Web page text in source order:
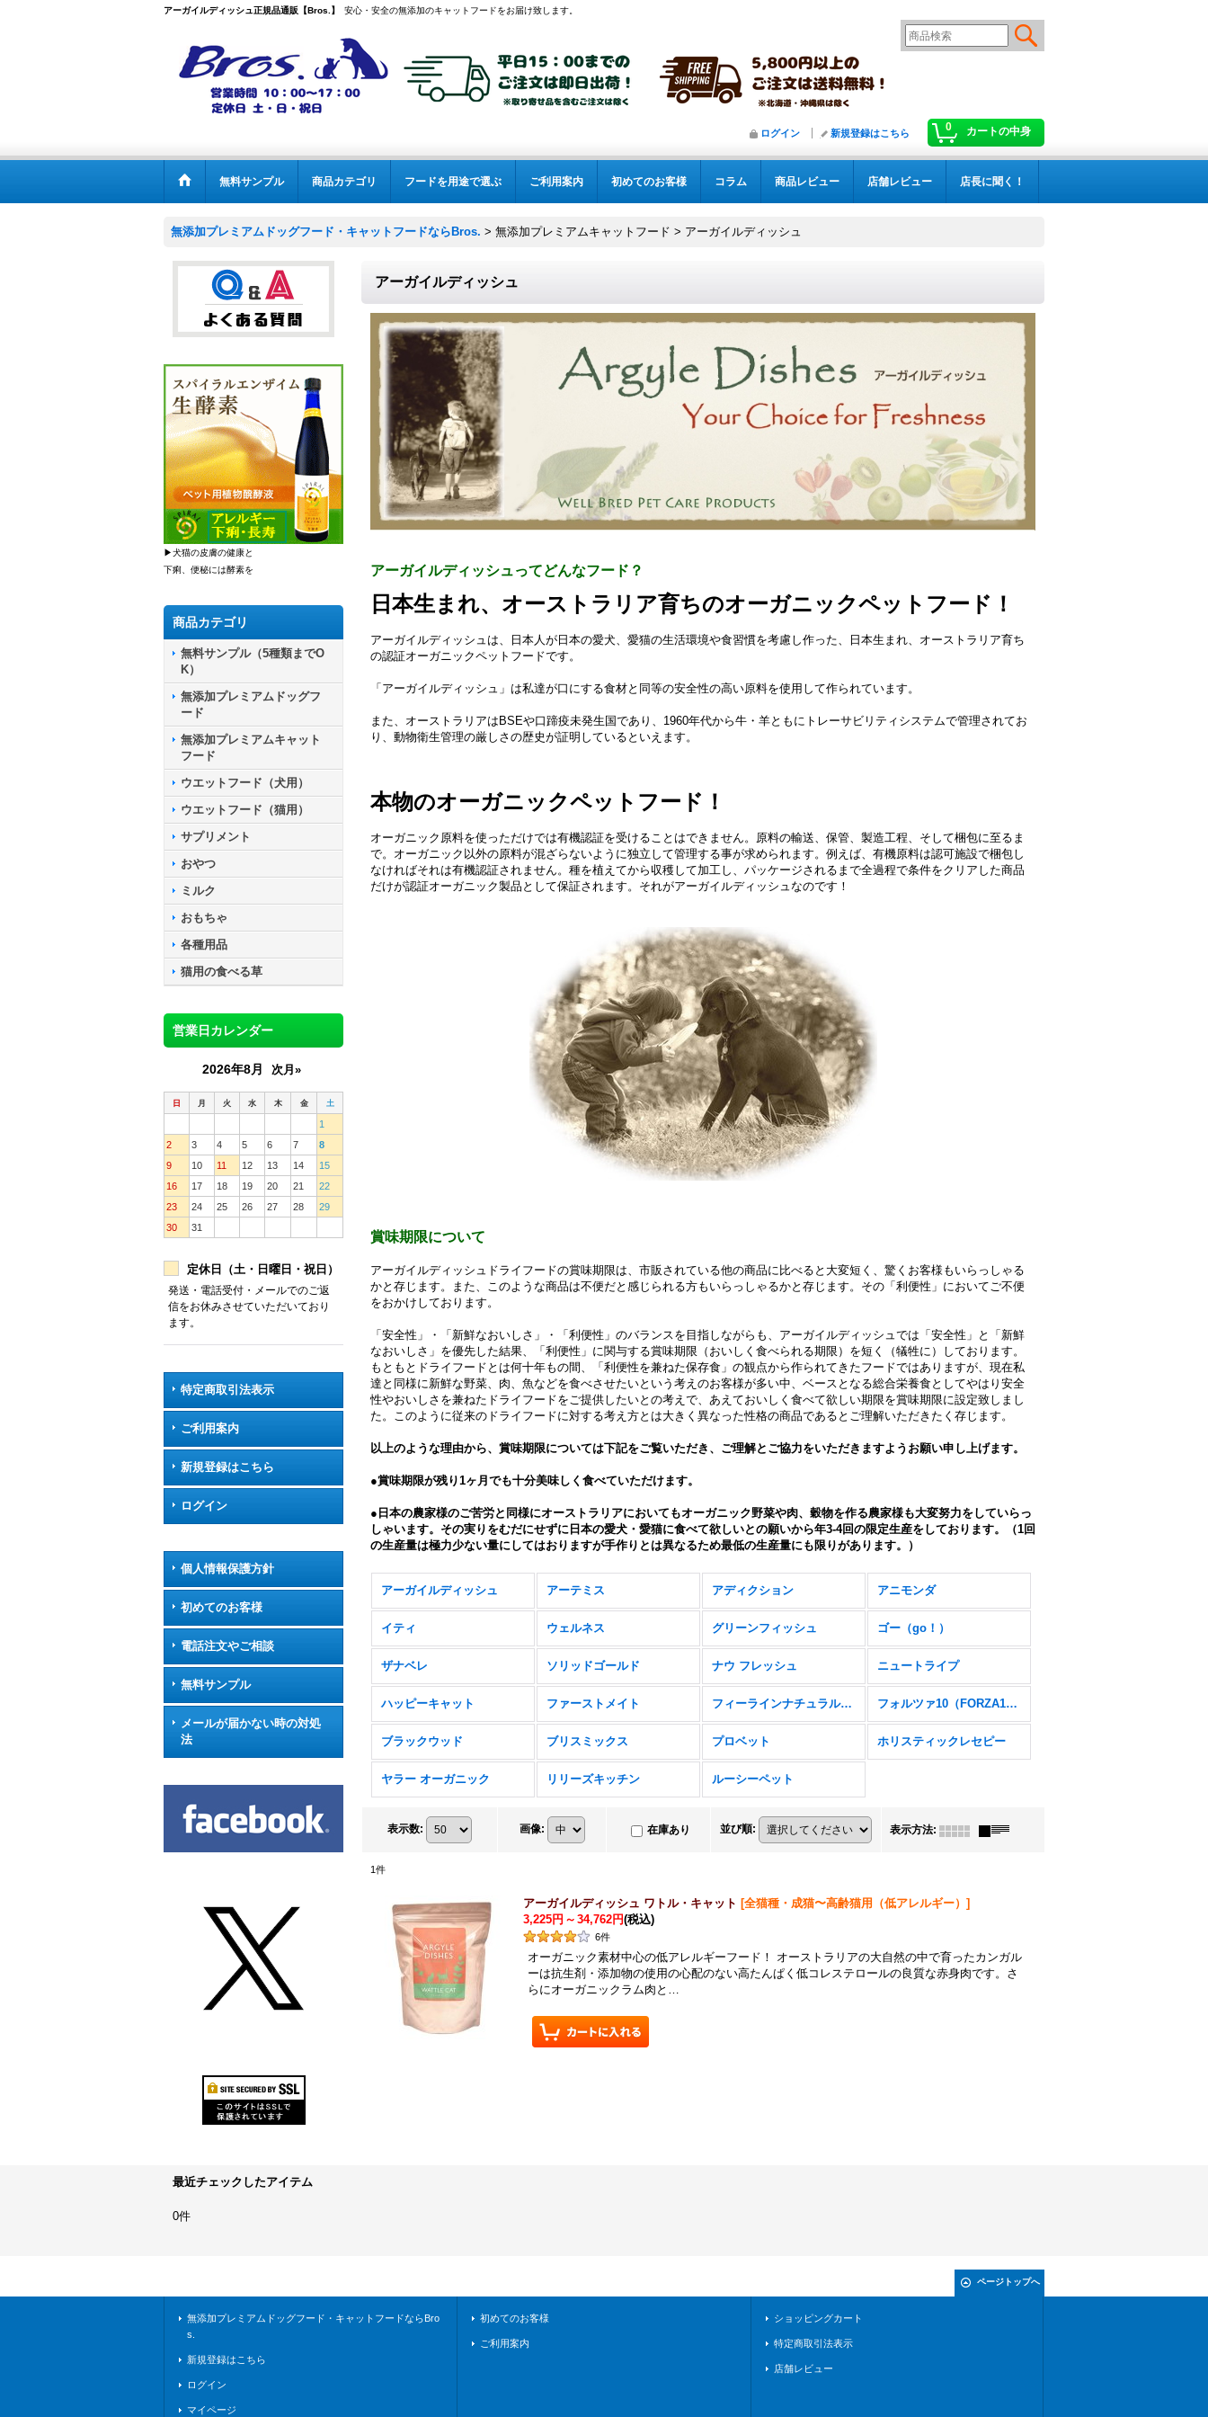
アーガイルディッシュ正規品通販【Bros.】 安心・安全の無添加のキャットフードをお届け致します。
0 カートの中身
ログイン 新規登録はこちら
無料サンプル 商品カテゴリ フードを用途で選ぶ ご利用案内 初めてのお客様 コラム 商品レビュー 店舗レビュー 店長に聞く！
無添加プレミアムドッグフード・キャットフードならBros. > 無添加プレミアムキャットフード > アーガイルディッシュ
▶犬猫の皮膚の健康と
下痢、便秘には酵素を
商品カテゴリ
無料サンプル（5種類までO
K）
無添加プレミアムドッグフ
ード
無添加プレミアムキャット
フード
ウエットフード（犬用）
ウエットフード（猫用）
サプリメント
おやつ
ミルク
おもちゃ
各種用品
猫用の食べる草
営業日カレンダー
2026年8月 次月»
日 月 火 水 木 金 土
1
2
3 4 5 6 7
8
9
10 11 12 13 14
15
16
17 18 19 20 21
22
23
24 25 26 27 28
29
30
31
定休日（土・日曜日・祝日）
発送・電話受付・メールでのご返
信をお休みさせていただいており
ます。
特定商取引法表示
ご利用案内
新規登録はこちら
ログイン
個人情報保護方針
初めてのお客様
電話注文やご相談
無料サンプル
メールが届かない時の対処
法
アーガイルディッシュ
アーガイルディッシュってどんなフード？
日本生まれ、オーストラリア育ちのオーガニックペットフード！
アーガイルディッシュは、日本人が日本の愛犬、愛猫の生活環境や食習慣を考慮し作った、日本生まれ、オーストラリア育ち
の認証オーガニックペットフードです。
「アーガイルディッシュ」は私達が口にする食材と同等の安全性の高い原料を使用して作られています。
また、オーストラリアはBSEや口蹄疫未発生国であり、1960年代から牛・羊ともにトレーサビリティシステムで管理されてお
り、動物衛生管理の厳しさの歴史が証明しているといえます。
本物のオーガニックペットフード！
オーガニック原料を使っただけでは有機認証を受けることはできません。原料の輸送、保管、製造工程、そして梱包に至るま
で。オーガニック以外の原料が混ざらないように独立して管理する事が求められます。例えば、有機原料は認可施設で梱包し
なければそれは有機認証されません。種を植えてから収穫して加工し、パッケージされるまで全過程で条件をクリアした商品
だけが認証オーガニック製品として保証されます。それがアーガイルディッシュなのです！
賞味期限について
アーガイルディッシュドライフードの賞味期限は、市販されている他の商品に比べると大変短く、驚くお客様もいらっしゃる
かと存じます。また、このような商品は不便だと感じられる方もいらっしゃるかと存じます。その「利便性」においてご不便
をおかけしております。
「安全性」・「新鮮なおいしさ」・「利便性」のバランスを目指しながらも、アーガイルディッシュでは「安全性」と「新鮮
なおいしさ」を優先した結果、「利便性」に関与する賞味期限（おいしく食べられる期限）を短く（犠牲に）しております。
もともとドライフードとは何十年もの間、「利便性を兼ねた保存食」の観点から作られてきたフードではありますが、現在私
達と同様に新鮮な野菜、肉、魚などを食べさせたいという考えのお客様が多い中、ベースとなる総合栄養食としてやはり安全
性やおいしさを兼ねたドライフードをご提供したいとの考えで、あえておいしく食べて欲しい期限を賞味期限に設定致しまし
た。このように従来のドライフードに対する考え方とは大きく異なった性格の商品であるとご理解いただきたく存じます。
以上のような理由から、賞味期限については下記をご覧いただき、ご理解とご協力をいただきますようお願い申し上げます。
●賞味期限が残り1ヶ月でも十分美味しく食べていただけます。
●日本の農家様のご苦労と同様にオーストラリアにおいてもオーガニック野菜や肉、穀物を作る農家様も大変努力をしていらっ
しゃいます。その実りをむだにせずに日本の愛犬・愛猫に食べて欲しいとの願いから年3-4回の限定生産をしております。（1回
の生産量は極力少ない量にしてはおりますが手作りとは異なるため最低の生産量にも限りがあります。）
アーガイルディッシュ アーテミス アディクション アニモンダ
イティ ウェルネス グリーンフィッシュ ゴー（go！）
ザナベレ ソリッドゴールド ナウ フレッシュ ニュートライプ
ハッピーキャット ファーストメイト フィーラインナチュラル（K9Natural Feline） フォルツァ10（FORZA10）
ブラックウッド ブリスミックス プロベット ホリスティックレセピー
ヤラー オーガニック リリーズキッチン ルーシーペット
表示数: 画像: 在庫あり 並び順: 表示方法:
1 件
アーガイルディッシュ ワトル・キャット [全猫種・成猫〜高齢猫用（低アレルギー） ]
3,225円 ～ 34,762円(税込)
6件
オーガニック素材中心の低アレルギーフード！ オーストラリアの大自然の中で育ったカンガル
ーは抗生剤・添加物の使用の心配のない高たんぱく低コレステロールの良質な赤身肉です。さ
らにオーガニックラム肉と…
最近チェックしたアイテム
0件
ページトップへ
無添加プレミアムドッグフード・キャットフードならBro
s.
新規登録はこちら
ログイン
マイページ
初めてのお客様
ご利用案内
ショッピングカート
特定商取引法表示
店舗レビュー